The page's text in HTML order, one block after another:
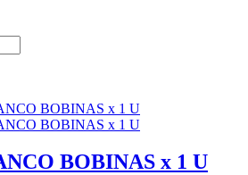
BOBINAS x 1 U